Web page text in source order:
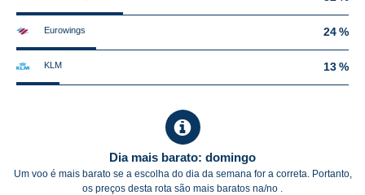
Eurowings 24 %
KLM 13 %
Dia mais barato: domingo
Um voo é mais barato se a escolha do dia da semana for a correta. Portanto,
os preços desta rota são mais baratos na/no .